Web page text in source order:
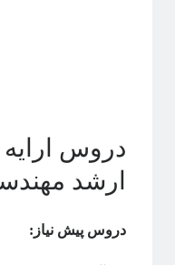
آیا فیزیک می‌تواند
برچسب‌ها
اخترفیزیک
دروس
ارشد
دروس پیش نیاز: